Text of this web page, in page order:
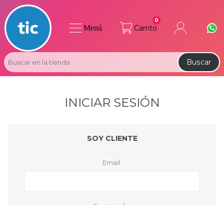
Carrito
0
Buscar
Menú
INICIAR SESIÓN
SOY CLIENTE
Email: